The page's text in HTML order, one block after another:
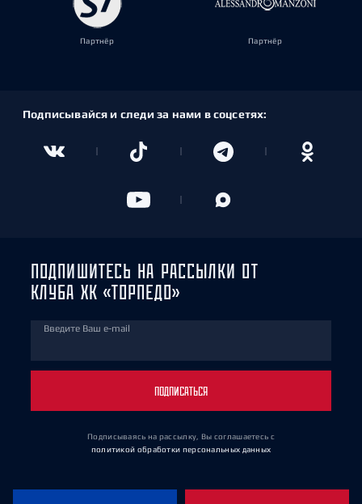
Партнёр Партнёр
Подписывайся и следи за нами в соцсетях:
ПОДПИШИТЕСЬ НА РАССЫЛКИ ОТ
КЛУБА ХК «ТОРПЕДО»
Введите Ваш e-mail
ПОДПИСАТЬСЯ
Подписываясь на рассылку, Вы соглашаетесь с
политикой обработки персональных данных